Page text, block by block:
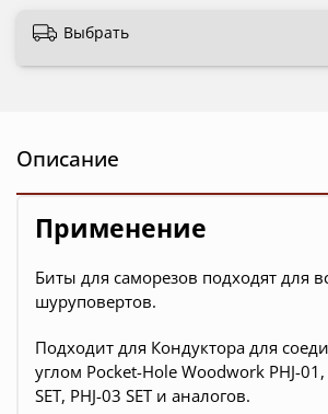
Выбрать
Описание
Применение
Биты для саморезов подходят для
шуруповертов.
Подходит для Кондуктора для
углом Pocket-Hole Woodwork PHJ-01,
SET, PHJ-03 SET и аналогов.